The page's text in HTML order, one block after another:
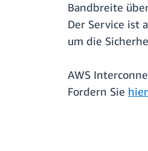
Bandbreite
Der Service ist
um die
AWS
Fordern Sie hier